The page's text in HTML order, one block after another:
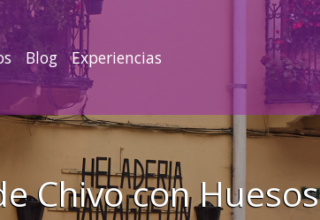
Blog Experiencias
Chivo con Huesos